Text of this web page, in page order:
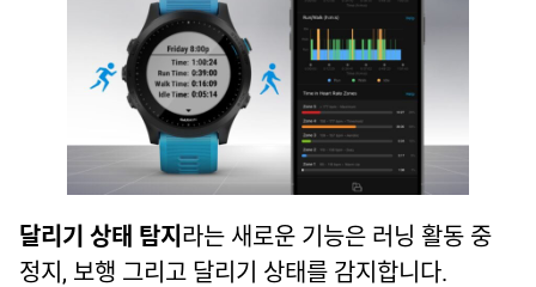
달리기 상태 탐지 라는 새로운 기능은 러닝 활동 중
정지, 보행 그리고 달리기 상태를 감지합니다.